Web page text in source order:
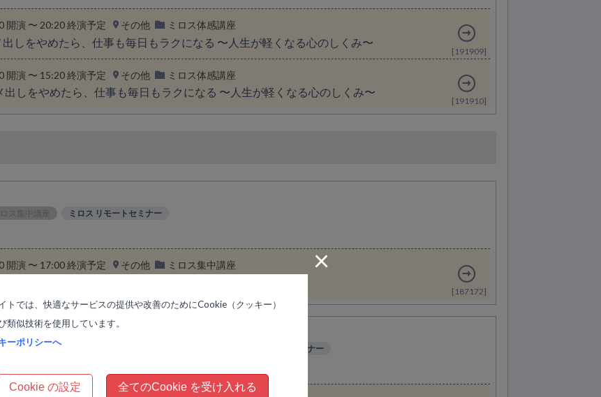
開演 〜 20:20 終演予定 その他 ミロス体感講座
しをやめたら、仕事も毎日もラクになる 〜人生が軽くなる心のしくみ〜
[191909]
開演 〜 15:20 終演予定 その他 ミロス体感講座
出しをやめたら、仕事も毎日もラクになる 〜人生が軽くなる心のしくみ〜
[191910]
ロス集中講座 ミロス リモートセミナー
開演 〜 17:00 終演予定 その他 ミロス集中講座
[187172]
ス体感講座 ミロス リモートセミナー
×
トでは、快適なサービスの提供や改善のためにCookie（クッキー）
類似技術を使用しています。
ーポリシーへ
Cookie の設定 全てのCookie を受け入れる